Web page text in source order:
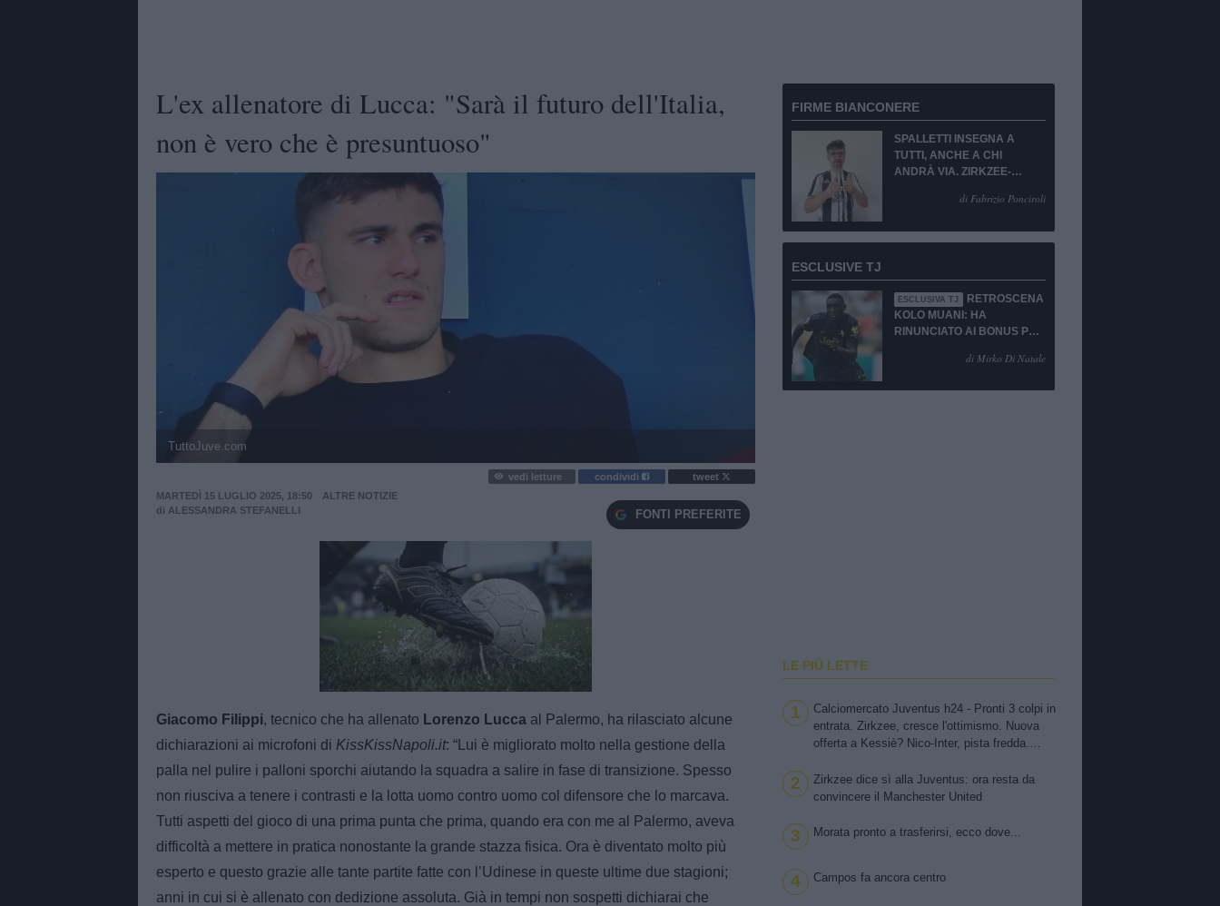
L'ex allenatore di Lucca: "Sarà il futuro dell'Italia,
non è vero che è presuntuoso"
TuttoJuve.com
vedi letture condividi
tweet
MARTEDÌ 15 LUGLIO 2025, 18:50
ALTRE NOTIZIE
di ALESSANDRA STEFANELLI FONTI PREFERITE
Unmute
Loaded
100.00%
Giacomo Filippi, tecnico che ha allenato Lorenzo Lucca al Palermo, ha rilasciato alcune
dichiarazioni ai microfoni di KissKissNapoli.it: “Lui è migliorato molto nella gestione della
palla nel pulire i palloni sporchi aiutando la squadra a salire in fase di transizione. Spesso
non riusciva a tenere i contrasti e la lotta uomo contro uomo col difensore che lo marcava.
Tutti aspetti del gioco di una prima punta che prima, quando era con me al Palermo, aveva
difficoltà a mettere in pratica nonostante la grande stazza fisica. Ora è diventato molto più
esperto e questo grazie alle tante partite fatte con l’Udinese in queste ultime due stagioni;
anni in cui si è allenato con dedizione assoluta. Già in tempi non sospetti dichiarai che
FIRME BIANCONERE
SPALLETTI INSEGNA A
TUTTI, ANCHE A CHI
ANDRÀ VIA. ZIRKZEE-
di Fabrizio Ponciroli
ESCLUSIVE TJ
ESCLUSIVA TJ
RETROSCENA
KOLO MUANI: HA
RINUNCIATO AI BONUS PUR
di Mirko Di Natale
LE PIÙ LETTE
1
Calciomercato Juventus h24 - Pronti 3 colpi in
entrata. Zirkzee, cresce l'ottimismo. Nuova
offerta a Kessiè? Nico-Inter, pista fredda.
il piano B. David in bilico
2
Zirkzee dice sì alla Juventus: ora resta da
convincere il Manchester United
3 Morata pronto a trasferirsi, ecco dove...
4 Campos fa ancora centro